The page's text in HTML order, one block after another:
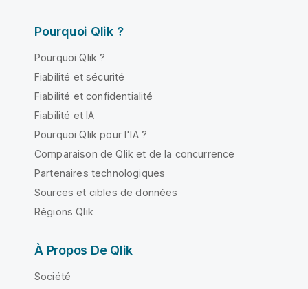
Pourquoi Qlik ?
Pourquoi Qlik ?
Fiabilité et sécurité
Fiabilité et confidentialité
Fiabilité et IA
Pourquoi Qlik pour l'IA ?
Comparaison de Qlik et de la concurrence
Partenaires technologiques
Sources et cibles de données
Régions Qlik
À Propos De Qlik
Société